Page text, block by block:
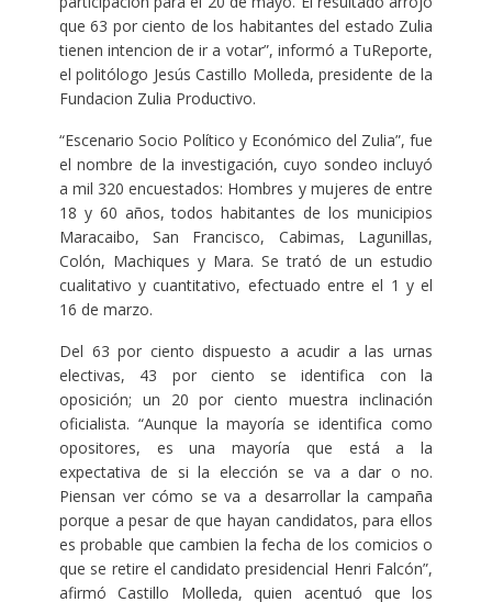
que 63 por ciento de los habitantes del estado Zulia
tienen intencion de ir a votar”, informó a TuReporte,
el politólogo Jesús Castillo Molleda, presidente de la
Fundacion Zulia Productivo.
“Escenario Socio Político y Económico del Zulia”, fue
el nombre de la investigación, cuyo sondeo incluyó
a mil 320 encuestados: Hombres y mujeres de entre
18 y 60 años, todos habitantes de los municipios
Maracaibo, San Francisco, Cabimas, Lagunillas,
Colón, Machiques y Mara. Se trató de un estudio
cualitativo y cuantitativo, efectuado entre el 1 y el
16 de marzo.
Del 63 por ciento dispuesto a acudir a las urnas
electivas, 43 por ciento se identifica con la
oposición; un 20 por ciento muestra inclinación
oficialista. “Aunque la mayoría se identifica como
opositores, es una mayoría que está a la
expectativa de si la elección se va a dar o no.
Piensan ver cómo se va a desarrollar la campaña
porque a pesar de que hayan candidatos, para ellos
es probable que cambien la fecha de los comicios o
que se retire el candidato presidencial Henri Falcón”,
afirmó Castillo Molleda, quien acentuó que los